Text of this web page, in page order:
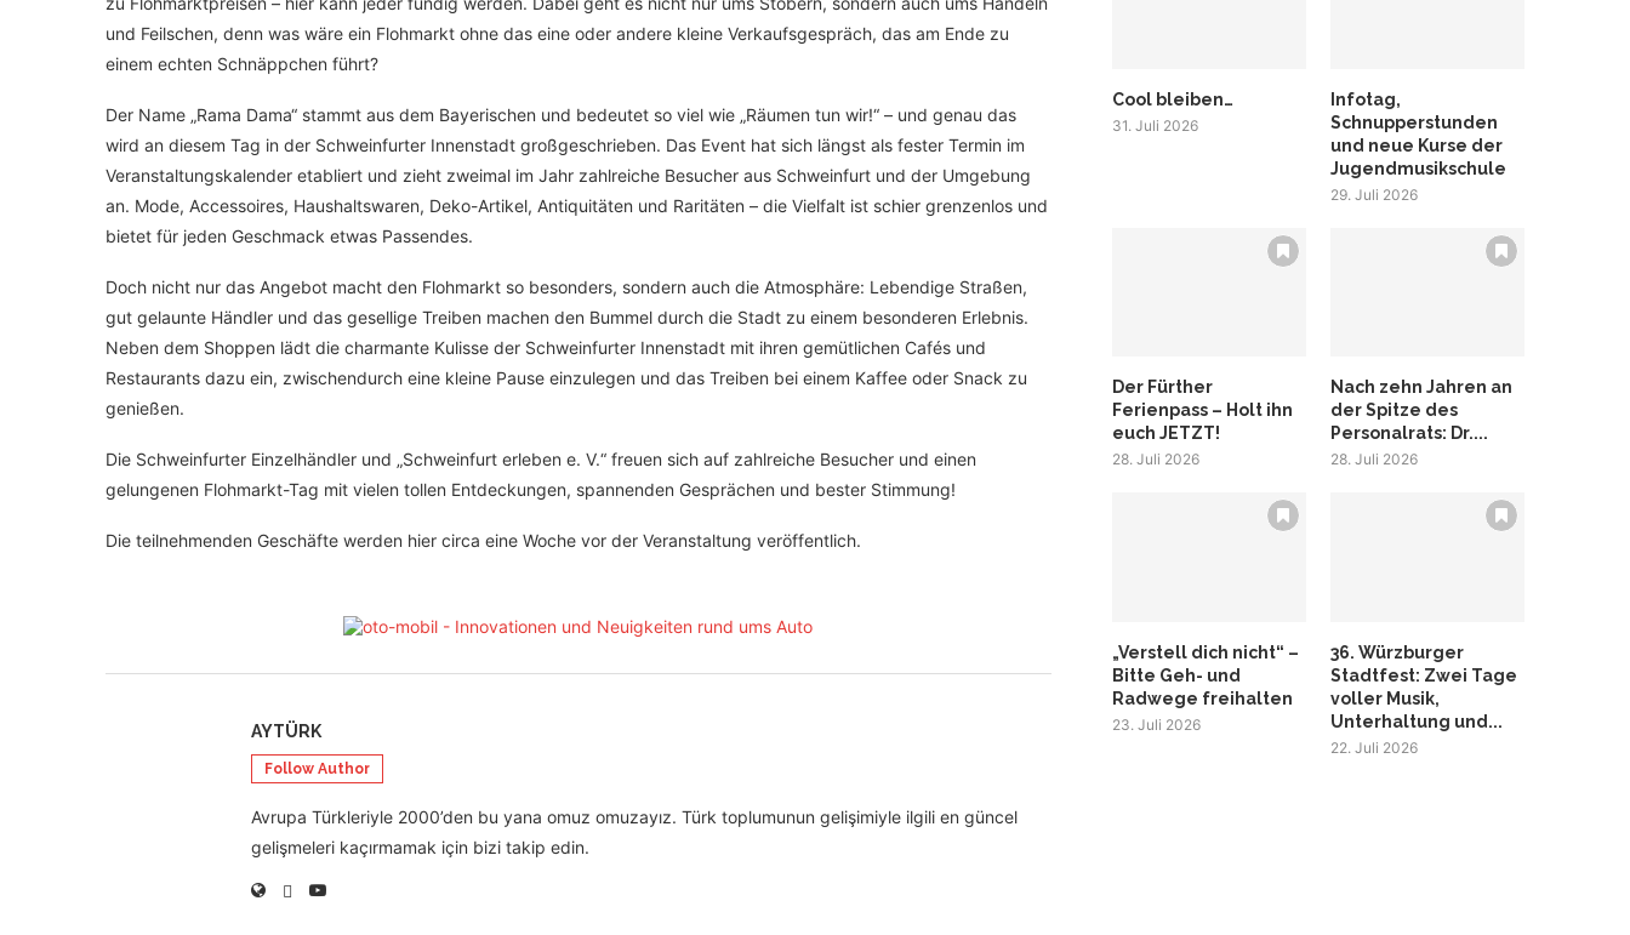
und Feilschen, denn was wäre ein Flohmarkt ohne das eine oder andere kleine Verkaufsgespräch, das am Ende zu
einem echten Schnäppchen führt?
Der Name „Rama Dama“ stammt aus dem Bayerischen und bedeutet so viel wie „Räumen tun wir!“ – und genau das
wird an diesem Tag in der Schweinfurter Innenstadt großgeschrieben. Das Event hat sich längst als fester Termin im
Veranstaltungskalender etabliert und zieht zweimal im Jahr zahlreiche Besucher aus Schweinfurt und der Umgebung
an. Mode, Accessoires, Haushaltswaren, Deko-Artikel, Antiquitäten und Raritäten – die Vielfalt ist schier grenzenlos und
bietet für jeden Geschmack etwas Passendes.
Doch nicht nur das Angebot macht den Flohmarkt so besonders, sondern auch die Atmosphäre: Lebendige Straßen,
gut gelaunte Händler und das gesellige Treiben machen den Bummel durch die Stadt zu einem besonderen Erlebnis.
Neben dem Shoppen lädt die charmante Kulisse der Schweinfurter Innenstadt mit ihren gemütlichen Cafés und
Restaurants dazu ein, zwischendurch eine kleine Pause einzulegen und das Treiben bei einem Kaffee oder Snack zu
genießen.
Die Schweinfurter Einzelhändler und „Schweinfurt erleben e. V.“ freuen sich auf zahlreiche Besucher und einen
gelungenen Flohmarkt-Tag mit vielen tollen Entdeckungen, spannenden Gesprächen und bester Stimmung!
Die teilnehmenden Geschäfte werden hier circa eine Woche vor der Veranstaltung veröffentlich.
AYTÜRK
Follow Author
Avrupa Türkleriyle 2000’den bu yana omuz omuzayız. Türk toplumunun gelişimiyle ilgili en güncel
gelişmeleri kaçırmamak için bizi takip edin.
Cool bleiben…
31. Juli 2026
Infotag,
Schnupperstunden
und neue Kurse der
Jugendmusikschule
29. Juli 2026
Der Fürther
Ferienpass – Holt ihn
euch JETZT!
28. Juli 2026
Nach zehn Jahren an
der Spitze des
Personalrats: Dr....
28. Juli 2026
„Verstell dich nicht“ –
Bitte Geh- und
Radwege freihalten
23. Juli 2026
36. Würzburger
Stadtfest: Zwei Tage
voller Musik,
Unterhaltung und...
22. Juli 2026